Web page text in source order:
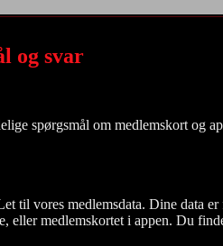
og svar
spørgsmål om medlemskort og
til vores medlemsdata. Dine data
eller medlemskortet i appen. Du